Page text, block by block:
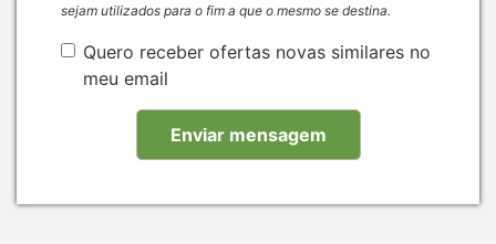
sejam utilizados para o fim a que o mesmo se destina.
Quero receber ofertas novas similares no
meu email